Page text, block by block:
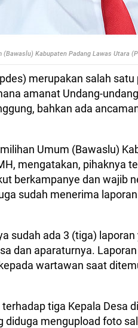
(Bawaslu) Kabupaten Padang Lawas Utara
merupakan salah
amanat Undang-
bahkan ada
Umum (Bawaslu)
mengatakan, pihaknya
berkampanye dan wajib
sudah menerima
sudah ada 3 (tiga)
dan aparaturnya.
wartawan saat
tiga Kepala Desa
diduga mengupload foto